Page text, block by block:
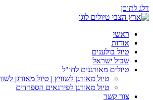
דלג לתוכן
ראשי
אודות
טיול בולענים
שביל ישראל
טיולים מאורגנים לחו"ל
טיול מאורגן לשוויץ | טיול מאורגן
טיול מאורגן לפירנאים הספרדים
צור קשר